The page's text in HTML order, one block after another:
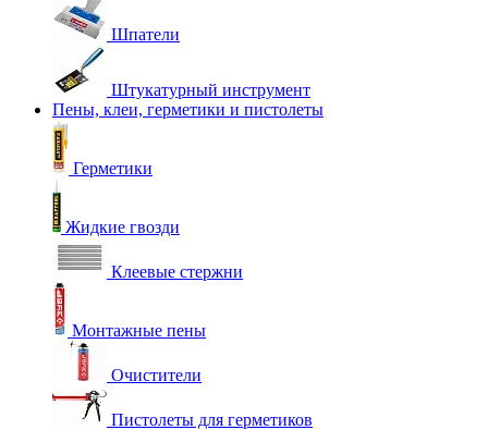
Шпатели
Штукатурный инструмент
Пены, клеи, герметики и пистолеты
Герметики
Жидкие гвозди
Клеевые стержни
Монтажные пены
Очистители
Пистолеты для герметиков